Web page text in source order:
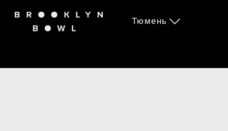
Тюмень